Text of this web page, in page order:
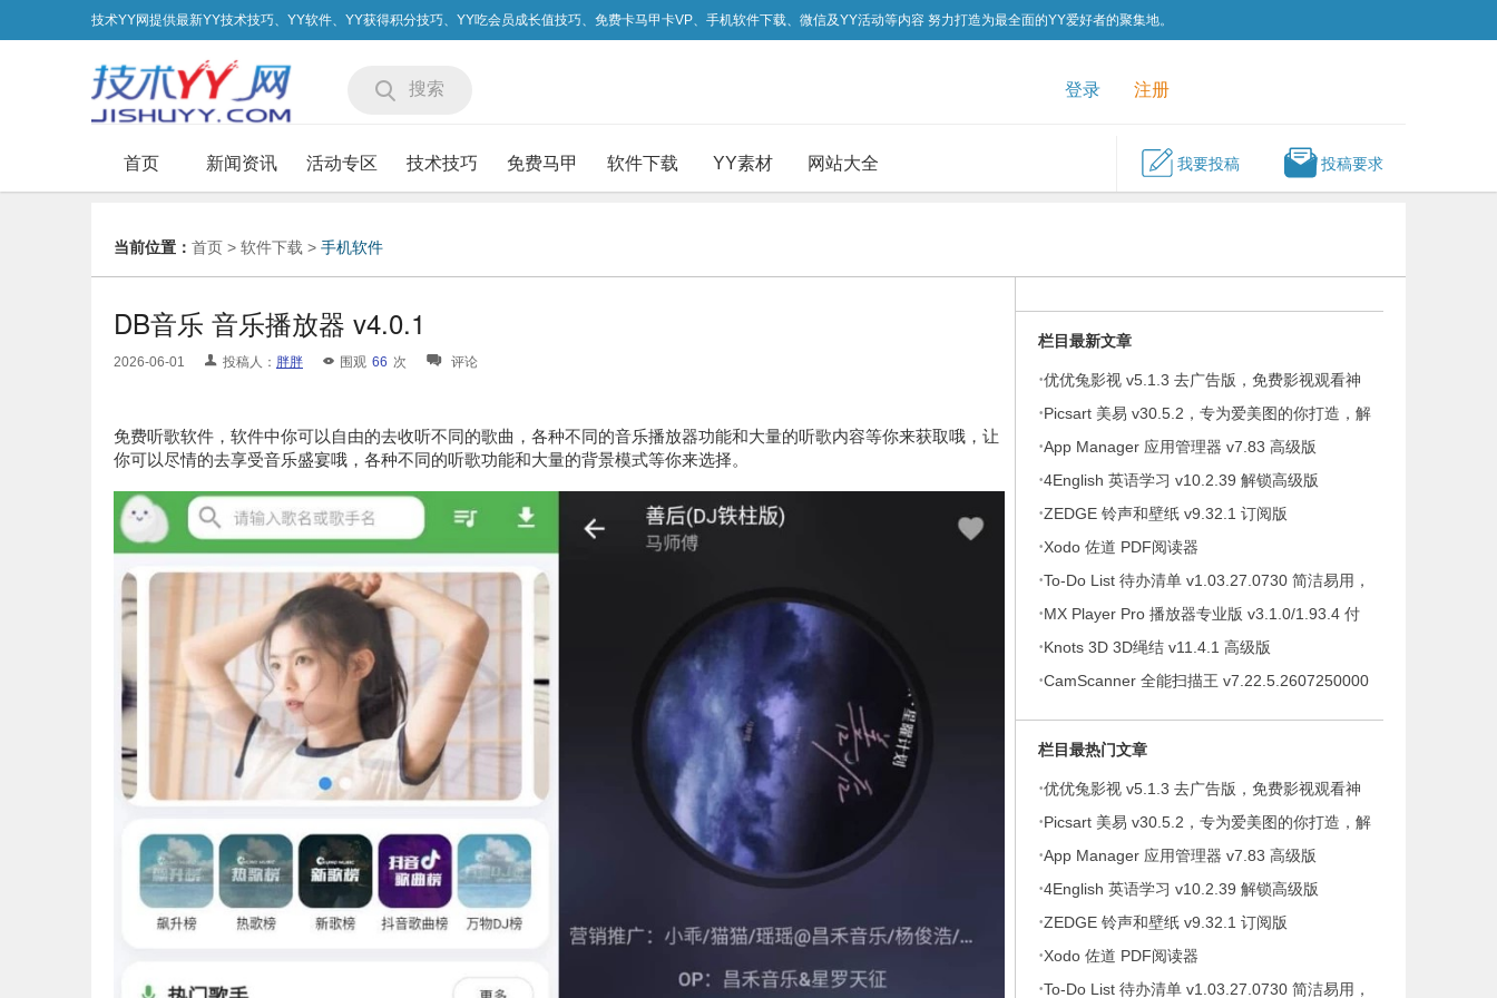
技术YY网提供最新YY技术技巧、YY软件、YY获得积分技巧、YY吃会员成长值技巧、免费卡马甲卡VP、手机软件下载、微信及YY活动等内容 努力打造为最全面的YY爱好者的聚集地。
搜索 登录 注册
首页 新闻资讯 活动专区 技术技巧 免费马甲 软件下载 YY素材 网站大全 我要投稿 投稿要求
当前位置： 首页 > 软件下载 > 手机软件
DB音乐 音乐播放器 v4.0.1
2026-06-01 投稿人： 胖胖 围观 66 次 评论
免费听歌软件，软件中你可以自由的去收听不同的歌曲，各种不同的音乐播放器功能和大量的听歌内容等你来获取哦，让
你可以尽情的去享受音乐盛宴哦，各种不同的听歌功能和大量的背景模式等你来选择。
栏目最新文章
·优优兔影视 v5.1.3 去广告版，免费影视观看神
器
·Picsart 美易 v30.5.2，专为爱美图的你打造，解
锁高级版
·App Manager 应用管理器 v7.83 高级版
·4English 英语学习 v10.2.39 解锁高级版
·ZEDGE 铃声和壁纸 v9.32.1 订阅版
·Xodo 佐道 PDF阅读器
·To-Do List 待办清单 v1.03.27.0730 简洁易用，
待办事项、时间管理软件，解锁专业版
·MX Player Pro 播放器专业版 v3.1.0/1.93.4 付
费专业版
·Knots 3D 3D绳结 v11.4.1 高级版
·CamScanner 全能扫描王 v7.22.5.2607250000
栏目最热门文章
·优优兔影视 v5.1.3 去广告版，免费影视观看神
器
·Picsart 美易 v30.5.2，专为爱美图的你打造，解
锁高级版
·App Manager 应用管理器 v7.83 高级版
·4English 英语学习 v10.2.39 解锁高级版
·ZEDGE 铃声和壁纸 v9.32.1 订阅版
·Xodo 佐道 PDF阅读器
·To-Do List 待办清单 v1.03.27.0730 简洁易用，